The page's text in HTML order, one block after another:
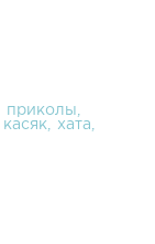
приколы
касяк
хата